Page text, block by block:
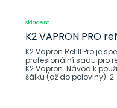
skladem
K2 VAPRON PRO
K2 Vapron Refill Pro je
profesionální sadu pro
K2 Vapron. Návod k použití: 1. Nalijte tekutinu do přiloženého
šálku (až do poloviny). 2.